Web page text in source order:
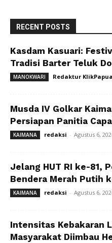
RECENT POSTS
Kasdam Kasuari:
Tradisi Barter Teluk
MANOKWARI Redaktur KlikPapua
Musda IV Golkar
Persiapan Panitia
KAIMANA redaksi - Agustus 6,
Jelang HUT RI ke-81,
Bendera Merah Putih
KAIMANA redaksi - Agustus 6,
Intensitas Kebakaran
Masyarakat Diimbau